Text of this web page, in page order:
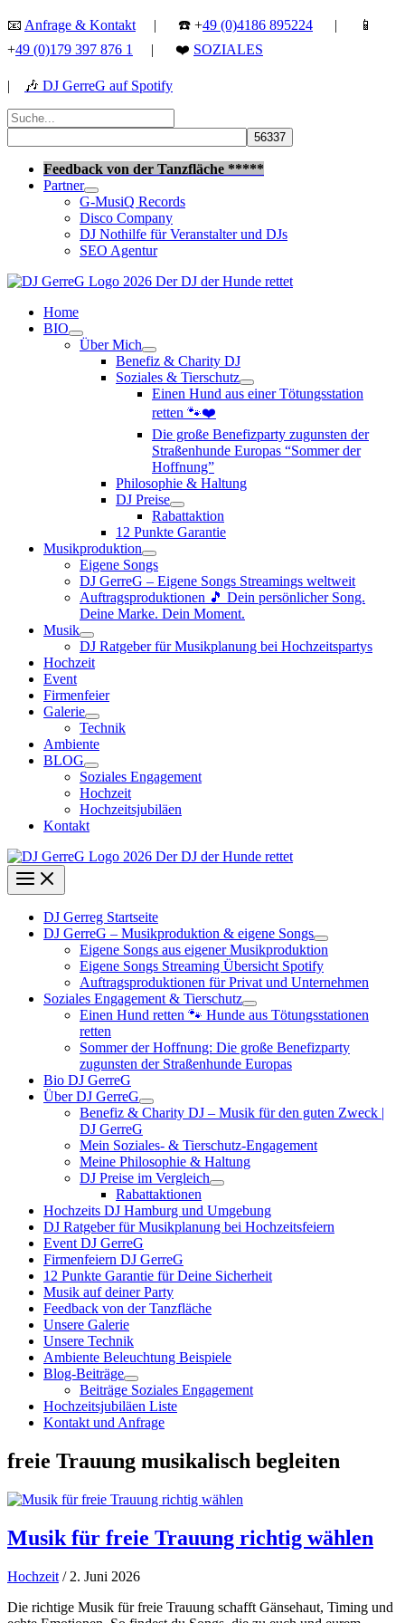
Zum
springen
📧 Anfrage & Kontakt | ☎️ +49 (0)4186 895224 | 📱
+49 (0)179 397 876 1 | ❤️ SOZIALES
| 🎶 DJ GerreG auf Spotify
Suchen
nach:
Feedback von der Tanzfläche *****
Partner
G-MusiQ Records
Disco Company
DJ Nothilfe für Veranstalter und DJs
SEO Agentur
Home
BIO
Über Mich
Benefiz & Charity DJ
Soziales & Tierschutz
Einen Hund aus einer Tötungsstation
retten 🐾❤️
Die große Benefizparty zugunsten der
Straßenhunde Europas “Sommer der
Hoffnung”
Philosophie & Haltung
DJ Preise
Rabattaktion
12 Punkte Garantie
Musikproduktion
Eigene Songs
DJ GerreG – Eigene Songs Streamings weltweit
Auftragsproduktionen 🎵 Dein persönlicher Song.
Deine Marke. Dein Moment.
Musik
DJ Ratgeber für Musikplanung bei Hochzeitspartys
Hochzeit
Event
Firmenfeier
Galerie
Technik
Ambiente
BLOG
Soziales Engagement
Hochzeit
Hochzeitsjubiläen
Kontakt
DJ Gerreg Startseite
DJ GerreG – Musikproduktion & eigene Songs
Eigene Songs aus eigener Musikproduktion
Eigene Songs Streaming Übersicht Spotify
Auftragsproduktionen für Privat und Unternehmen
Soziales Engagement & Tierschutz
Einen Hund retten 🐾 Hunde aus Tötungsstationen
retten
Sommer der Hoffnung: Die große Benefizparty
zugunsten der Straßenhunde Europas
Bio DJ GerreG
Über DJ GerreG
Benefiz & Charity DJ – Musik für den guten Zweck |
DJ GerreG
Mein Soziales- & Tierschutz-Engagement
Meine Philosophie & Haltung
DJ Preise im Vergleich
Rabattaktionen
Hochzeits DJ Hamburg und Umgebung
DJ Ratgeber für Musikplanung bei Hochzeitsfeiern
Event DJ GerreG
Firmenfeiern DJ GerreG
12 Punkte Garantie für Deine Sicherheit
Musik auf deiner Party
Feedback von der Tanzfläche
Unsere Galerie
Unsere Technik
Ambiente Beleuchtung Beispiele
Blog-Beiträge
Beiträge Soziales Engagement
Hochzeitsjubiläen Liste
Kontakt und Anfrage
freie Trauung musikalisch begleiten
Musik für freie Trauung richtig wählen
Hochzeit / 2. Juni 2026
Die richtige Musik für freie Trauung schafft Gänsehaut, Timing und